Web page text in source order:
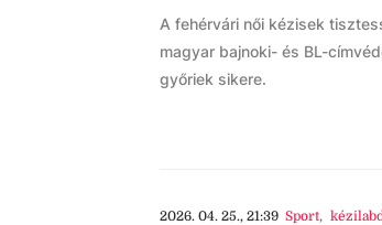
A fehérvári női kézisek
magyar bajnoki- és BL-
győriek sikere.
2026. 04. 25., 21:39 Sport,